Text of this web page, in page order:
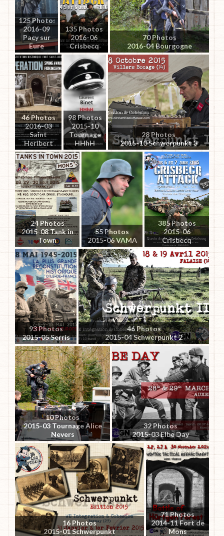
125 Photos
2016-09
Pacy sur
Eure
135 Photos
2016-06
Crisbecq
70 Photos
2016-04 Bourgogne
46 Photos
2016-03
Saint
Heribert
98 Photos
2015-10
Tournage
HHhH
28 Photos
2015-10 Schwerpunkt 3
24 Photos
2015-08 Tank in
Town
55 Photos
2015-06 VAMA
385 Photos
2015-06
Crisbecq
93 Photos
2015-05 Serris
46 Photos
2015-04 Schwerpunkt 2
10 Photos
2015-03 Tournage Alice
Nevers
32 Photos
2015-03 Elbe Day
16 Photos
2015-01 Schwerpunkt
71 Photos
2014-11 Fort de
Mons